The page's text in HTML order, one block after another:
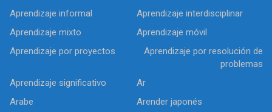
Aprendizaje informal
Aprendizaje interdisciplinar
Aprendizaje mixto
Aprendizaje móvil
Aprendizaje por proyectos
Aprendizaje por resolución de
problemas
Aprendizaje significativo
Ar
Arabe
Arender japonés